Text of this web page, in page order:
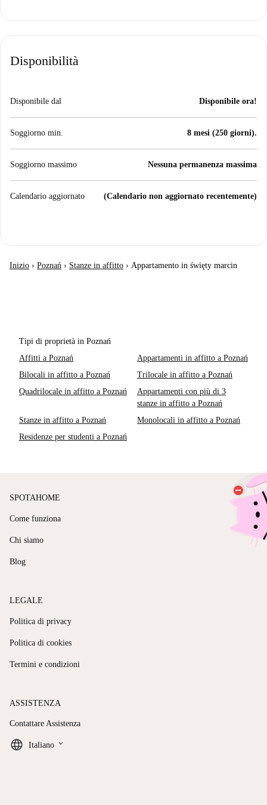
Disponibilità
Disponibile dal Disponibile ora!
Soggiorno min. 8 mesi (250 giorni).
Soggiorno massimo Nessuna permanenza massima
Calendario aggiornato (Calendario non aggiornato recentemente)
Inizio › Poznań › Stanze in affitto › Appartamento in święty marcin
Tipi di proprietà in Poznań
Affitti a Poznań
Appartamenti in affitto a Poznań
Bilocali in affitto a Poznań
Trilocale in affitto a Poznań
Quadrilocale in affitto a Poznań
Appartamenti con più di 3
stanze in affitto a Poznań
Stanze in affitto a Poznań
Monolocali in affitto a Poznań
Residenze per studenti a Poznań
SPOTAHOME
Come funziona
Chi siamo
Blog
LEGALE
Politica di privacy
Politica di cookies
Termini e condizioni
ASSISTENZA
Contattare Assistenza
Italiano keyboard_arrow_down